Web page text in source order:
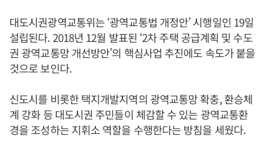
대도시권광역교통위는 ‘광역교통법 개정안’ 시행일인 19일
설립된다. 2018년 12월 발표된 ‘2차 주택 공급계획 및 수도
권 광역교통망 개선방안’의 핵심사업 추진에도 속도가 붙을
것으로 보인다.
신도시를 비롯한 택지개발지역의 광역교통망 확충, 환승체
계 강화 등 대도시권 주민들이 체감할 수 있는 광역교통환
경을 조성하는 지휘소 역할을 수행한다는 방침을 세웠다.